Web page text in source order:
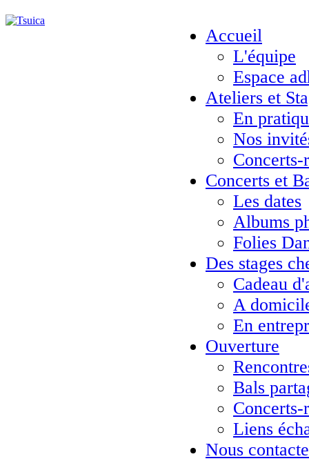
Accueil
L'équipe
Espace
Ateliers et
En
Nos
Concerts-
Concerts et
Les dates
Albums
Folies
Des stages
Cadeau
A
En
Ouverture
Bals
Concerts-
Liens
Nous